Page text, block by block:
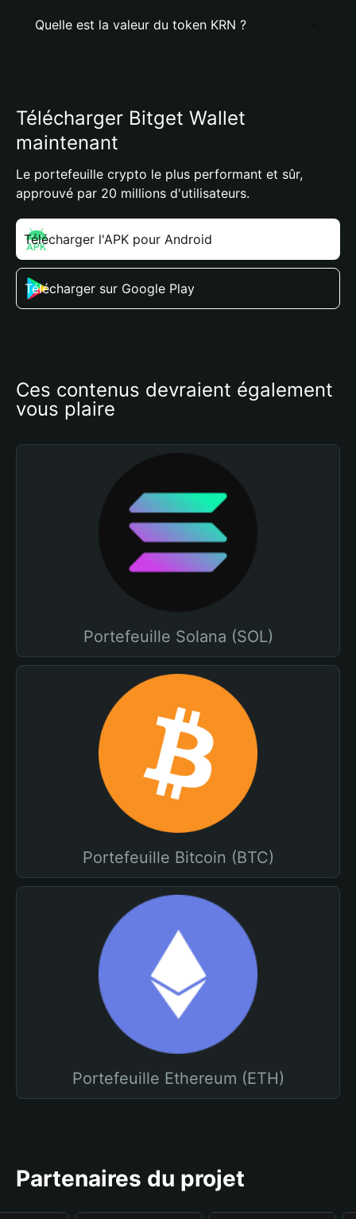
Quelle est la valeur du token KRN ?
Télécharger Bitget Wallet
maintenant
Le portefeuille crypto le plus performant et sûr,
approuvé par 20 millions d'utilisateurs.
Télécharger l'APK pour Android
Télécharger sur Google Play
Ces contenus devraient également
vous plaire
Portefeuille Solana (SOL)
Portefeuille Bitcoin (BTC)
Portefeuille Ethereum (ETH)
Partenaires du projet